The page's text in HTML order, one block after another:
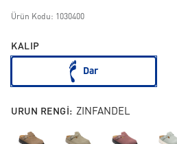
Ürün Kodu: 1030400
KALIP
Dar
URUN RENGI: ZINFANDEL